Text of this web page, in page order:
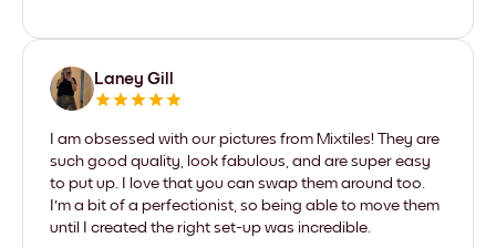
Laney Gill
I am obsessed with our pictures from Mixtiles! They are
such good quality, look fabulous, and are super easy
to put up. I love that you can swap them around too.
I'm a bit of a perfectionist, so being able to move them
until I created the right set-up was incredible.